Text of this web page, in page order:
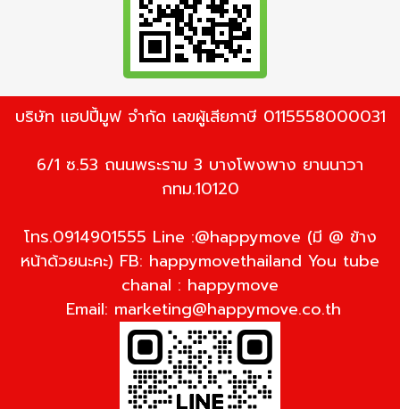
บริษัท แฮปปี้มูฟ จำกัด เลขผู้เสียภาษี 0115558000031
6/1 ซ.53 ถนนพระราม 3 บางโพงพาง ยานนาวา
กทม.10120
โทร.0914901555 Line :@happymove (มี @ ข้าง
หน้าด้วยนะคะ) FB: happymovethailand You tube
chanal : happymove
Email: marketing@happymove.co.th